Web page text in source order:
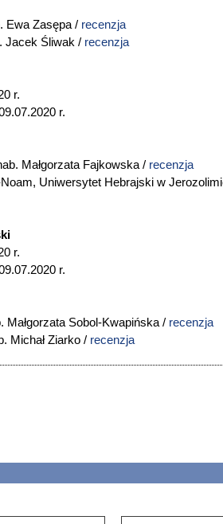
Ewa Zasępa / recenzja
Jacek Śliwak / recenzja
r.
r.
Małgorzata Fajkowska / recenzja
Uniwersytet Hebrajski w
r.
r.
Małgorzata Sobol-Kwapińska / recenzja
Michał Ziarko / recenzja